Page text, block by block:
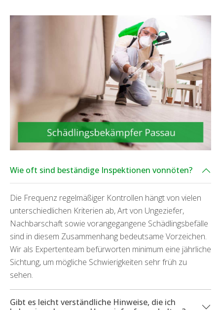
Wie oft sind beständige Inspektionen vonnöten?
Die Frequenz regelmäßiger Kontrollen hängt von vielen
unterschiedlichen Kriterien ab, Art von Ungeziefer,
Nachbarschaft sowie vorangegangene Schädlingsbefälle
sind in diesem Zusammenhang bedeutsame Vorzeichen.
Wir als Expertenteam befürworten minimum eine jährliche
Sichtung, um mögliche Schwierigkeiten sehr früh zu
sehen.
Gibt es leicht verständliche Hinweise, die ich